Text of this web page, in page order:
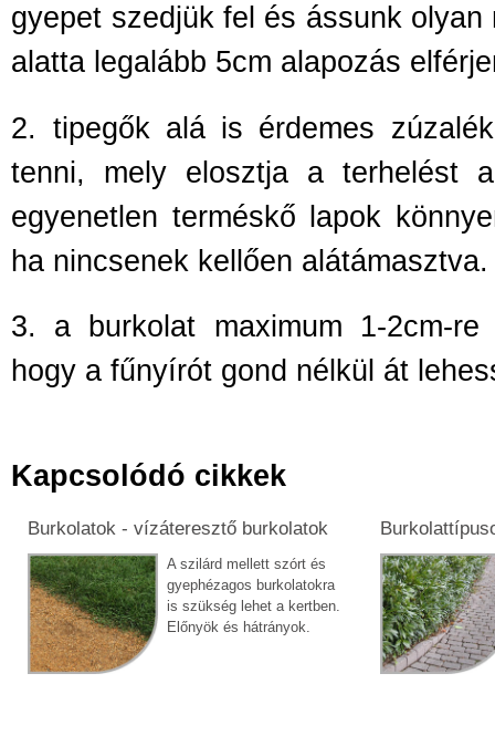
gyepet szedjük fel és ássunk
alatta legalább 5cm alapozás
2. tipegők alá is érdemes
tenni, mely elosztja a terhelést
egyenetlen terméskő lapok
ha nincsenek kellően alátámasztva.
3.
a burkolat maximum 1-2cm-
hogy a fűnyírót gond nélkül át
Kapcsolódó cikkek
Burkolatok - vízáteresztő burkolatok
A szilárd mellett szórt és
gyephézagos burkolatokra
is szükség lehet a kertben.
Előnyök és hátrányok.